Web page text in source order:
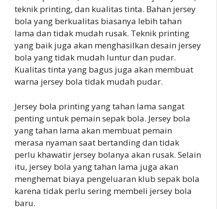
teknik printing, dan kualitas tinta. Bahan jersey
bola yang berkualitas biasanya lebih tahan
lama dan tidak mudah rusak. Teknik printing
yang baik juga akan menghasilkan desain jersey
bola yang tidak mudah luntur dan pudar.
Kualitas tinta yang bagus juga akan membuat
warna jersey bola tidak mudah pudar.
Jersey bola printing yang tahan lama sangat
penting untuk pemain sepak bola. Jersey bola
yang tahan lama akan membuat pemain
merasa nyaman saat bertanding dan tidak
perlu khawatir jersey bolanya akan rusak. Selain
itu, jersey bola yang tahan lama juga akan
menghemat biaya pengeluaran klub sepak bola
karena tidak perlu sering membeli jersey bola
baru.